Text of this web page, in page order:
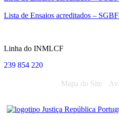
Lista de Ensaios acreditados –
Linha do INMLCF
239 854 220
Mapa do Site